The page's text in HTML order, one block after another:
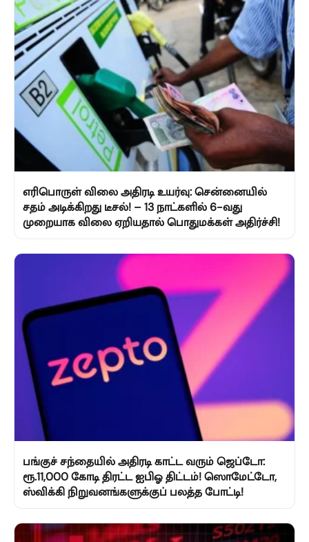
எரிபொருள் விலை அதிரடி உயர்வு: சென்னையில்
சதம் அடிக்கிறது டீசல்! – 13 நாட்களில் 6-வது
முறையாக விலை ஏறியதால் பொதுமக்கள் அதிர்ச்சி!
பங்குச் சந்தையில் அதிரடி காட்ட வரும் ஜெப்டோ:
ரூ.11,000 கோடி திரட்ட ஐபிஓ திட்டம்! ஸொமேட்டோ,
ஸ்விக்கி நிறுவனங்களுக்குப் பலத்த போட்டி!